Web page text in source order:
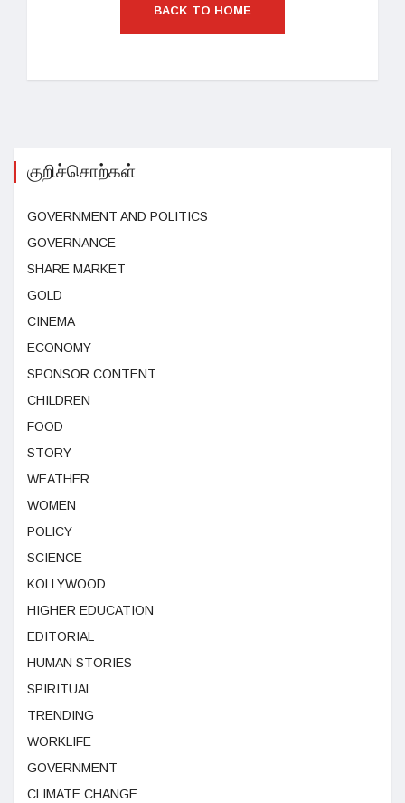
BACK TO HOME
குறிச்சொற்கள்
GOVERNMENT AND POLITICS
GOVERNANCE
SHARE MARKET
GOLD
CINEMA
ECONOMY
SPONSOR CONTENT
CHILDREN
FOOD
STORY
WEATHER
WOMEN
POLICY
SCIENCE
KOLLYWOOD
HIGHER EDUCATION
EDITORIAL
HUMAN STORIES
SPIRITUAL
TRENDING
WORKLIFE
GOVERNMENT
CLIMATE CHANGE